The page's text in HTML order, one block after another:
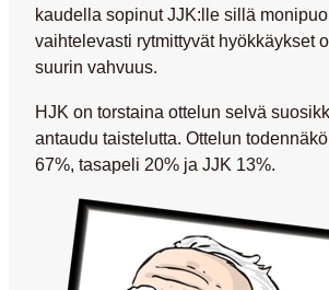
kaudella sopinut JJK:lle sillä
vaihtelevasti rytmittyvät hyökkäykset
suurin vahvuus.
HJK on torstaina ottelun selvä
antaudu taistelutta. Ottelun
67%, tasapeli 20% ja JJK 13%.